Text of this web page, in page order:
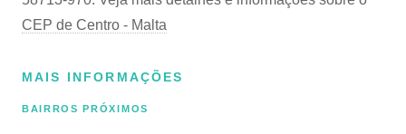
CEP de Centro - Malta
MAIS INFORMAÇÕES
BAIRROS PRÓXIMOS